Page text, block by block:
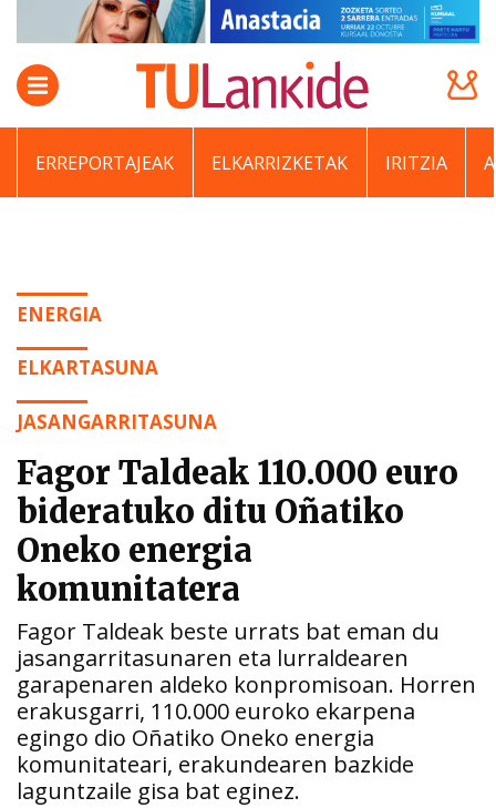
ERREPORTAJEAK ELKARRIZKETAK IRITZIA
ENERGIA
ELKARTASUNA
JASANGARRITASUNA
Fagor Taldeak 110.000 euro
bideratuko ditu Oñatiko
Oneko energia
komunitatera
Fagor Taldeak beste urrats bat eman du
jasangarritasunaren eta lurraldearen
garapenaren aldeko konpromisoan. Horren
erakusgarri, 110.000 euroko ekarpena
egingo dio Oñatiko Oneko energia
komunitateari, erakundearen bazkide
laguntzaile gisa bat eginez.